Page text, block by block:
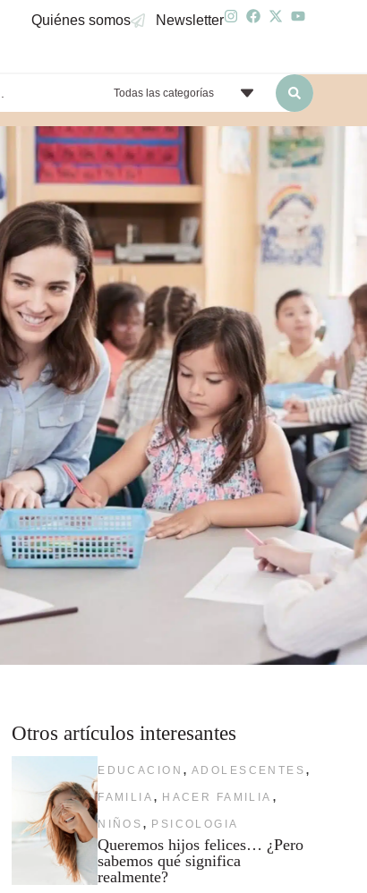
Quiénes somos Newsletter
Todas las categorías
Otros artículos interesantes
EDUCACION , ADOLESCENTES ,
FAMILIA , HACER FAMILIA ,
NIÑOS , PSICOLOGIA
Queremos hijos felices… ¿Pero
sabemos qué significa
realmente?